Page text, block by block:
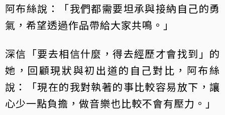
阿布絲說：「我們都需要坦承與接納自己的勇
氣，希望透過作品帶給大家共鳴。」
深信「要去相信什麼，得去經歷才會找到」的
她，回顧現狀與初出道的自己對比，阿布絲
說：「現在的我對執著的事比較容易放下，讓
心少一點負擔，做音樂也比較不會有壓力。」